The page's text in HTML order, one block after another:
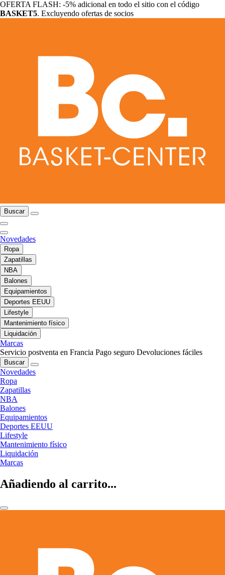
OFERTA FLASH: -5% adicional en todo el sitio con el código
BASKET5. Excluyendo ofertas de socios
Buscar
Novedades
Ropa
Zapatillas
NBA
Balones
Equipamientos
Deportes EEUU
Lifestyle
Mantenimiento físico
Liquidación
Marcas
Servicio postventa en Francia Pago seguro Devoluciones fáciles
Buscar
Novedades
Ropa
Zapatillas
NBA
Balones
Equipamientos
Deportes EEUU
Lifestyle
Mantenimiento físico
Liquidación
Marcas
Añadiendo al carrito...